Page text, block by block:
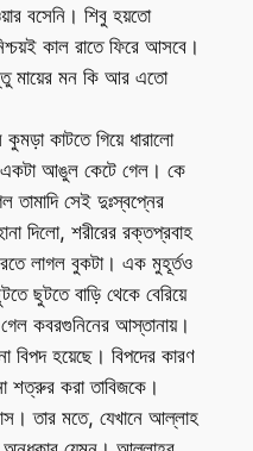
বসেনি। শিবু হয়তো
কাল রাতে ফিরে আসবে।
মায়ের মন কি আর এতো
কাটতে গিয়ে ধারালো
একটা আঙুল কেটে গেল। কে
তামাদি সেই দুঃস্বপ্নের
দিলো, শরীরের রক্তপ্রবাহ
লাগল বুকটা। এক মুহূর্তও
ছুটতে বাড়ি থেকে বেরিয়ে
কবরগুনিনের আস্তানায়।
বিপদ হয়েছে। বিপদের কারণ
শত্রুর করা তাবিজকে।
তার মতে, যেখানে আল্লাহ